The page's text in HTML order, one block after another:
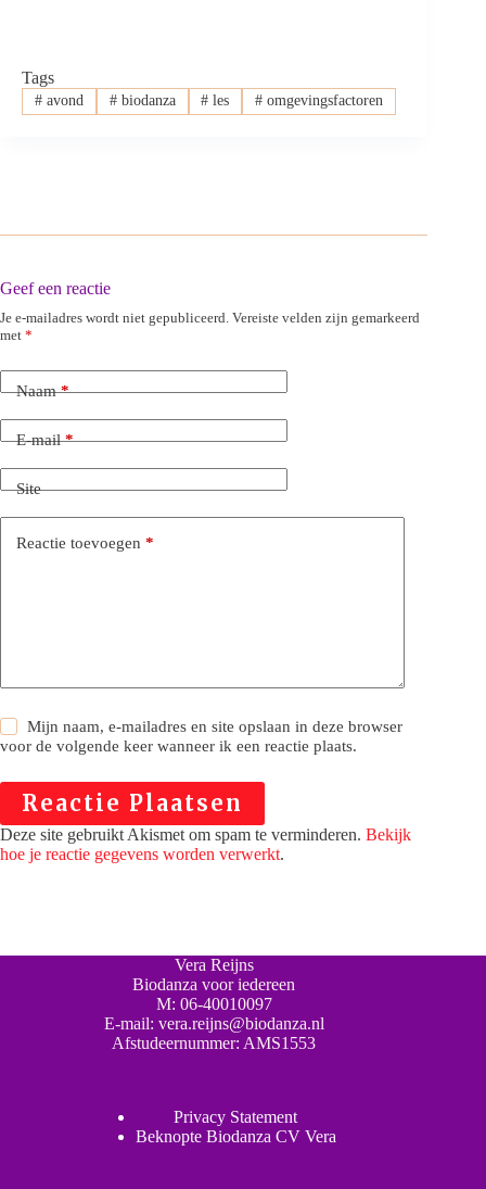
Tags
#avond #biodanza # les # omgevingsfactoren
Geef een reactie
Je e-mailadres wordt niet gepubliceerd. Vereiste velden zijn gemarkeerd
met *
Naam*
E-mail*
Site
Reactie toevoegen *
Mijn naam, e-mailadres en site opslaan in deze browser
voor de volgende keer wanneer ik een reactie plaats.
Reactie Plaatsen
Deze site gebruikt Akismet om spam te verminderen. Bekijk
hoe je reactie gegevens worden verwerkt.
Vera Reijns
Biodanza voor iedereen
M: 06-40010097
E-mail: vera.reijns@biodanza.nl
Afstudeernummer: AMS1553
Privacy Statement
Beknopte Biodanza CV Vera